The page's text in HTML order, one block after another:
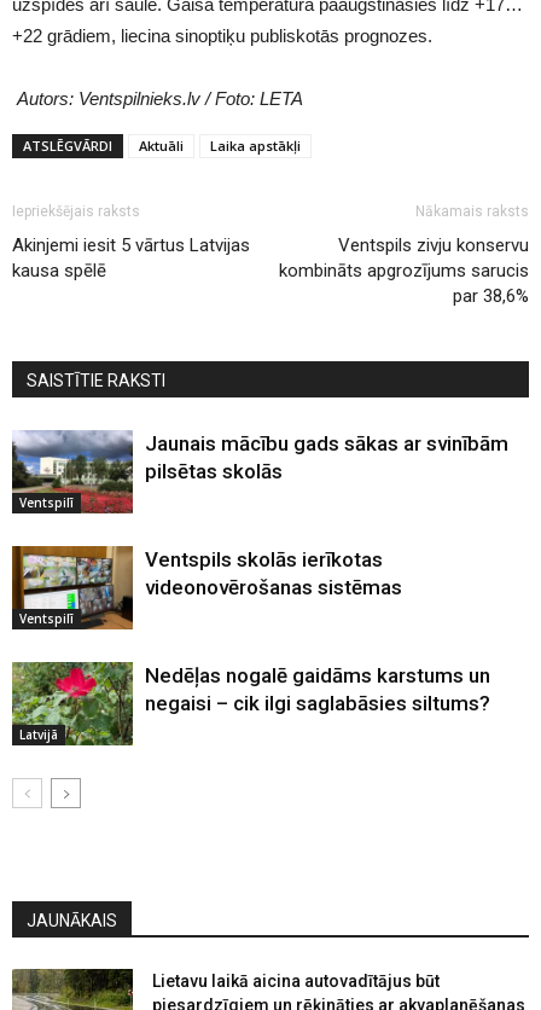
uzspīdēs arī saule. Gaisa temperatūra paaugstināsies līdz +17…
+22 grādiem, liecina sinoptiķu publiskotās prognozes.
Autors: Ventspilnieks.lv / Foto: LETA
ATSLĒGVĀRDI Aktuāli Laika apstākļi
Iepriekšējais raksts
Akinjemi iesit 5 vārtus Latvijas
kausa spēlē
Nākamais raksts
Ventspils zivju konservu
kombināts apgrozījums sarucis
par 38,6%
SAISTĪTIE RAKSTI
Ventspilī
Jaunais mācību gads sākas ar svinībām
pilsētas skolās
Ventspilī
Ventspils skolās ierīkotas
videonovērošanas sistēmas
Latvijā
Nedēļas nogalē gaidāms karstums un
negaisi – cik ilgi saglabāsies siltums?
JAUNĀKAIS
Lietavu laikā aicina autovadītājus būt
piesardzīgiem un rēķināties ar akvaplanēšanas